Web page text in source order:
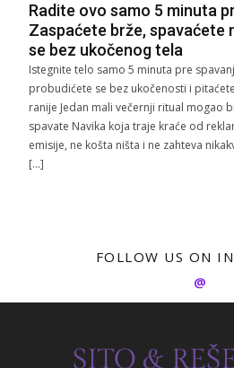
Radite ovo samo 5 minuta
Zaspaćete brže, spavaćete
se bez ukočenog tela
Istegnite telo samo 5 minuta pre
probudićete se bez ukočenosti i
ranije Jedan mali večernji ritual mogao
spavate Navika koja traje kraće od
emisije, ne košta ništa i ne zahteva
[…]
FOLLOW US ON
@